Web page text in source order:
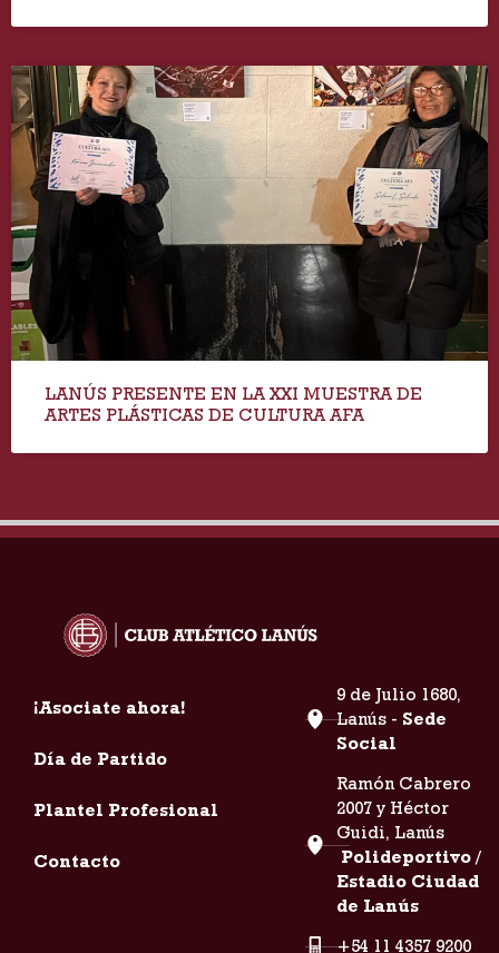
LANÚS PRESENTE EN LA XXI MUESTRA DE
ARTES PLÁSTICAS DE CULTURA AFA
¡Asociate ahora!
Día de Partido
Plantel Profesional
Contacto
9 de Julio 1680,
Lanús - Sede
Social
Ramón Cabrero
2007 y Héctor
Guidi, Lanús
Polideportivo /
Estadio Ciudad
de Lanús
+54 11 4357 9200